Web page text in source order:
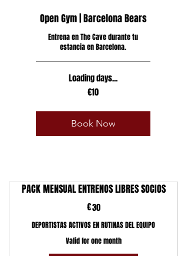
Open Gym | Barcelona Bears
Entrena en The Cave durante tu
estancia en Barcelona.
Loading days...
€10
Book Now
PACK MENSUAL ENTRENOS LIBRES SOCIOS
€3030€
DEPORTISTAS ACTIVOS EN RUTINAS DEL EQUIPO
Valid for one month